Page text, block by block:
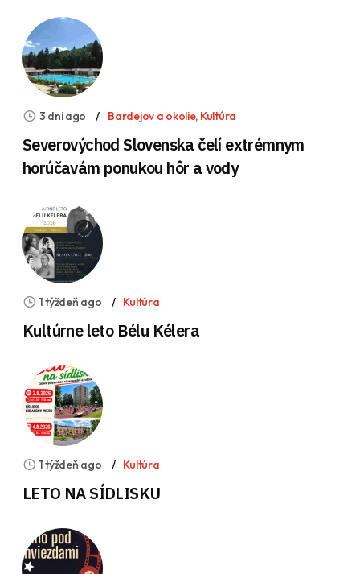
3 dni ago Bardejov a okolie, Kultúra
Severovýchod Slovenska čelí extrémnym
horúčavám ponukou hôr a vody
1 týždeň ago Kultúra
Kultúrne leto Bélu Kélera
1 týždeň ago Kultúra
LETO NA SÍDLISKU